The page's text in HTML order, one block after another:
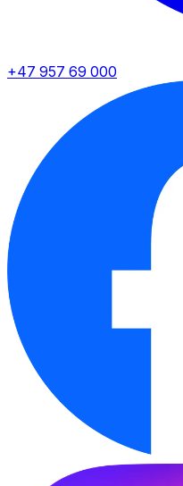
+47 957 69 000